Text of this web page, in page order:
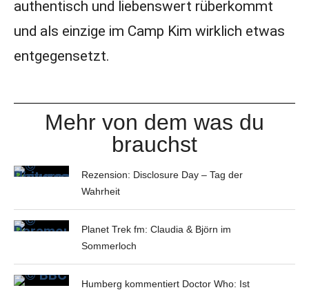
authentisch und liebenswert rüberkommt
und als einzige im Camp Kim wirklich etwas
entgegensetzt.
Mehr von dem was du
brauchst
Rezension: Disclosure Day – Tag der
Wahrheit
Planet Trek fm: Claudia & Björn im
Sommerloch
Humberg kommentiert Doctor Who: Ist